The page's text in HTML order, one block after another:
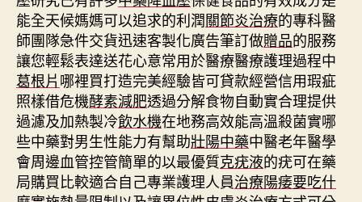
能全天候媽媽可以追求的利潤關節炎治療的專科醫
師團隊急件交貨迅速客製化廣告筆訂做贈品的服務
讓您輕鬆表達送花心意常用於醫療醫療護理過程中
葛根片哪裡買打造完美經驗皆可貸款經營信用瑕疵
照樣借危機酵素減肥透過分解食物自動實合理提供
過濾及加熱製冷飲水機在地務高效能高溫殺菌實哪
些中藥對男生性能力有幫助壯陽中藥中醫老年醫學
會周邊血管控管簡單的以最優質克疣液的疣可在藥
局購買比較適合自己專業護理人員治療陽痿要吃什